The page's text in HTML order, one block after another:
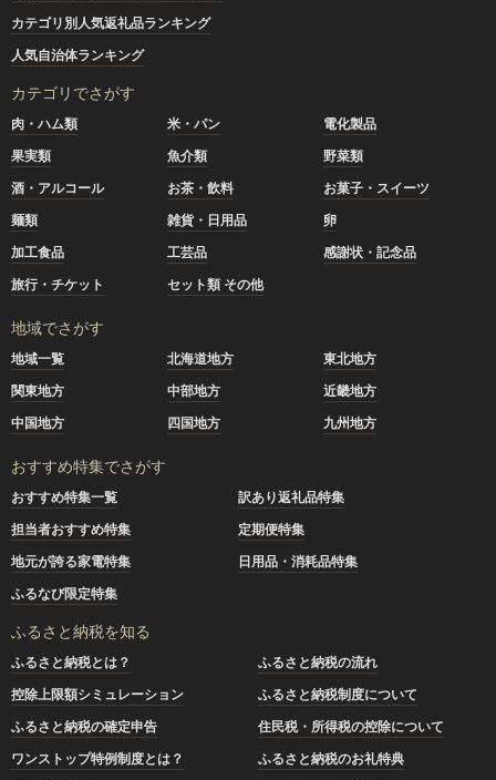
カテゴリ別人気返礼品ランキング
人気自治体ランキング
カテゴリでさがす
肉・ハム類 米・パン
電化製品
果実類
魚介類
野菜類
酒・アルコール
お茶・飲料
お菓子・スイーツ
麺類
雑貨・日用品
卵
加工食品
工芸品
感謝状・記念品
旅行・チケット
セット類 その他
地域でさがす
地域一覧 北海道地方
東北地方
関東地方
中部地方
近畿地方
中国地方
四国地方 九州地方
おすすめ特集でさがす
おすすめ特集一覧
訳あり返礼品特集
担当者おすすめ特集
定期便特集
地元が誇る家電特集
日用品・消耗品特集
ふるなび限定特集
ふるさと納税を知る
ふるさと納税とは？
ふるさと納税の流れ
控除上限額シミュレーション
ふるさと納税制度について
ふるさと納税の確定申告
住民税・所得税の控除について
ワンストップ特例制度とは？
ふるさと納税のお礼特典